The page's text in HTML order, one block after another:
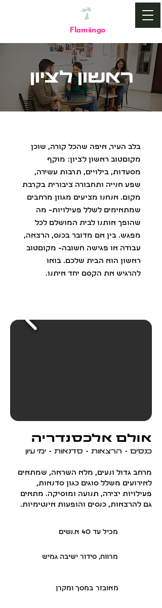
Flamiingo
ראשון לציון
בלב העיר, איפה שהכל קורה, שוכן
מקוםטוב ראשון לציון: מוקף
מסעדות, בילויים, תרבות עשירה,
שפע חנייה ותחבורה ציבורית בקרבת
מקום. אנחנו מציעים מגוון מרחבים
שמתאימים לשלל פעילויות– מה
שהופך אותנו לבית המושלם לכל
מפגש. בין אם מדובר בכנס, הרצאה,
עבודה או פגישה חשובה– מקוםטוב
ראשון הוא הבית שלכם. בואו
להרגיש את הקסם יחד איתנו.
אולם אלכסנדריה
כנסים • הרצאות • סדנאות • ימי עיון
מרחב גדול ונעים, מלא השראה, שמתאים
לאירועים משלל סוגים כגון סדנאות,
פעילויות יצירה, תנועה ומוסיקה. מתאים
גם להרצאות, כנסים והופעות אינטימיות.
מכיל עד 40 א.נשים
מרווח, סידור ישיבה גמיש
מאובזר במסך ומקרן